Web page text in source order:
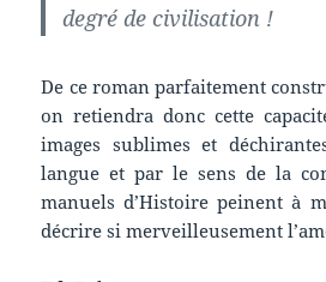
degré de civilisation !
De ce roman parfaitement
on retiendra donc cette
images sublimes et
langue et par le sens de la
manuels d’Histoire peinent à
décrire si merveilleusement